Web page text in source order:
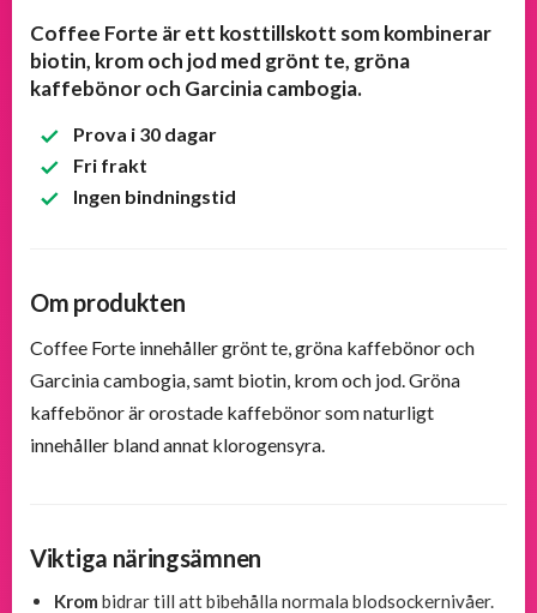
Coffee Forte är ett kosttillskott som kombinerar
biotin, krom och jod med grönt te, gröna
kaffebönor och Garcinia cambogia.
Prova i 30 dagar
Fri frakt
Ingen bindningstid
Om produkten
Coffee Forte innehåller grönt te, gröna kaffebönor och
Garcinia cambogia, samt biotin, krom och jod. Gröna
kaffebönor är orostade kaffebönor som naturligt
innehåller bland annat klorogensyra.
Viktiga näringsämnen
Krom bidrar till att bibehålla normala blodsockernivåer.
Populära
produkter
produkter